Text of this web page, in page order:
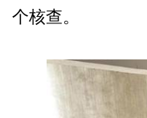
个核查。